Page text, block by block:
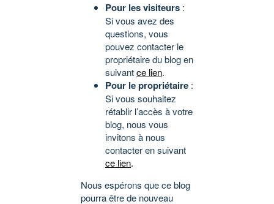
Pour les visiteurs :
Si vous avez des
questions, vous
pouvez contacter le
propriétaire du blog en
suivantce lien.
Pour le propriétaire :
Si vous souhaitez
rétablir l’accès à votre
blog, nous vous
invitons à nous
contacter en suivant
ce lien.
Nous espérons que ce blog
pourra être de nouveau